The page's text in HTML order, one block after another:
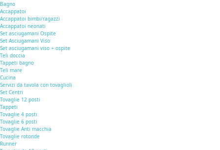
Bagno
Accappatoi
Accappatoi bimbi/ragazzi
Accappatoi neonati
Set asciugamani Ospite
Set Asciugamani Viso
Set asciugamani viso + ospite
Teli doccia
Tappeti bagno
Teli mare
Cucina
Servizi da tavola con tovaglioli
Set Centri
Tovaglie 12 posti
Tappeti
Tovaglie 4 posti
Tovaglie 6 posti
Tovaglie Anti macchia
Tovaglie rotonde
Runner